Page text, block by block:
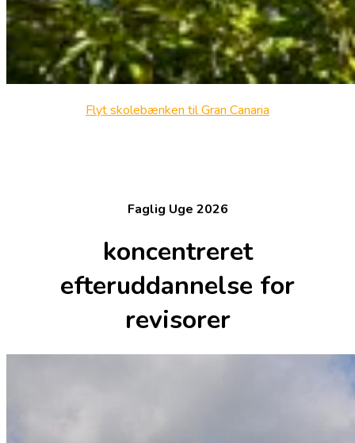
Flyt skolebænken til Gran Canaria
Faglig Uge 2026
koncentreret
efteruddannelse for
revisorer